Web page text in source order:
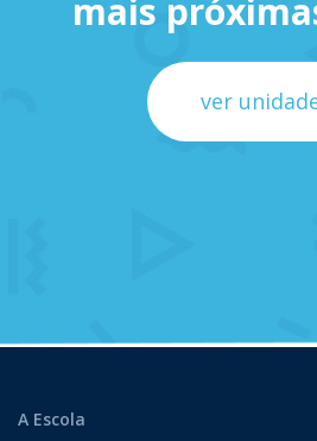
mais
ver
A Escola